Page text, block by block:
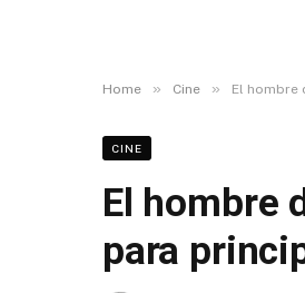
Home » Cine » El hombre
CINE
El hombre
para